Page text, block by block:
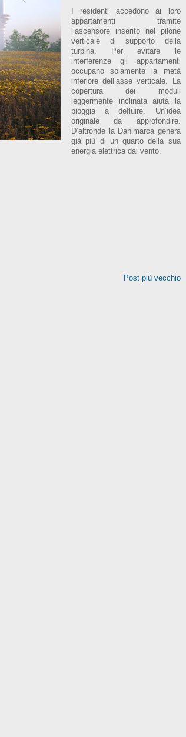
I residenti accedono ai loro
appartamenti tramite
l’ascensore inserito nel pilone
verticale di supporto della
turbina. Per evitare le
interferenze gli appartamenti
occupano solamente la metà
inferiore dell’asse verticale. La
copertura dei moduli
leggermente inclinata aiuta la
pioggia a defluire. Un’idea
originale da approfondire.
D’altronde la Danimarca genera
già più di un quarto della sua
energia elettrica dal vento.
Post più vecchio